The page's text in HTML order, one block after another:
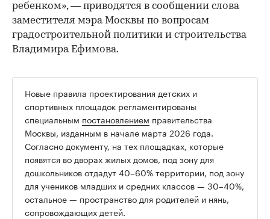
ребенком», — приводятся в сообщении слова
заместителя мэра Москвы по вопросам
градостроительной политики и строительства
Владимира Ефимова.
00:00 / 00:00
Новые правила проектирования детских и
спортивных площадок регламентированы
специальным постановлением правительства
Москвы, изданным в начале марта 2026 года.
Согласно документу, на тех площадках, которые
появятся во дворах жилых домов, под зону для
дошкольников отдадут 40–60% территории, под зону
для учеников младших и средних классов — 30–40%,
остальное — пространство для родителей и нянь,
сопровождающих детей.